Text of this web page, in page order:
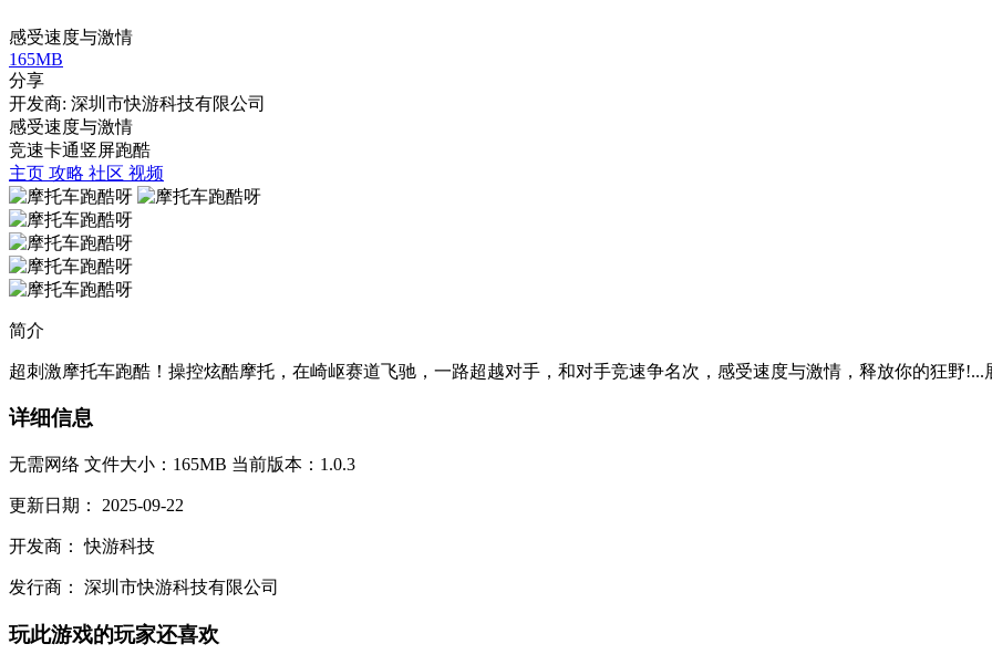
感受速度与激情
165MB
分享
开发商: 深圳市快游科技有限公司
感受速度与激情
竞速卡通竖屏跑酷
主页 攻略 社区 视频
简介
超刺激摩托车跑酷！操控炫酷摩托，在崎岖赛道飞驰，一路超越对手，和对手竞速争名次，感受速度与激情，释放你的狂野!...
详细信息
无需网络 文件大小：165MB 当前版本：1.0.3
更新日期： 2025-09-22
开发商：快游科技
发行商： 深圳市快游科技有限公司
玩此游戏的玩家还喜欢